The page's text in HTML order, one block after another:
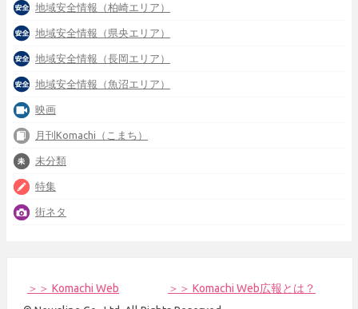
地域安全情報（柏崎エリア）
地域安全情報（県央エリア）
地域安全情報（長岡エリア）
地域安全情報（魚沼エリア）
映画
月刊Komachi（こまち）
未分類
特集
街ネタ
＞＞ Komachi Web
＞＞ Komachi Web広報とは？